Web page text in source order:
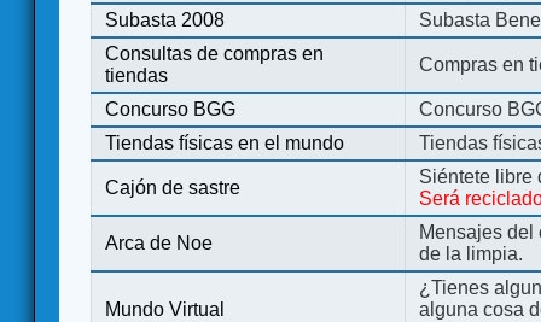
Subasta 2008
Subasta
Consultas de compras en
tiendas
Compras en
Concurso BGG
Concurso
Tiendas físicas en el mundo
Tiendas
Cajón de sastre
Siéntete libre
Será
Arca de Noe
Mensajes del
de la limpia.
Mundo Virtual
¿Tienes
alguna cosa